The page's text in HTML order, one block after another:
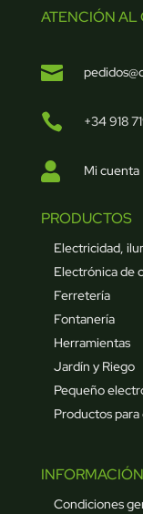
ATENCIÓN AL

 +34 918
 Mi cuenta
PRODUCTOS
Electricidad,
Electrónica de
Ferretería
Fontanería
Herramientas
Jardín y Riego
Pequeño
Productos para
Condiciones